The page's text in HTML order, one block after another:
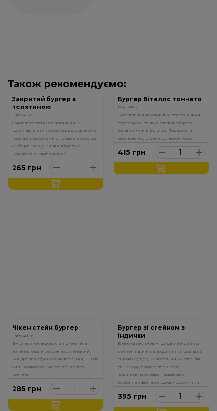
Також рекомендуємо:
Закритий бургер з
телятиною
Вага: 415 г.
Соковита телятина в поєднанні з
розплавленим сиром чеддер, свіжими
томатами, хрусткими огірками та салатом
айсберг. Все це в ніжній булочці.
Подається з картоплею фрі
265 грн
Бургер Вітелло тоннато
Вага: 610 г.
Соковита свино-яловича котлета, ніжний
соус з тунця, свіжий салат айсберг та
томати у м’якій булочці. Подається з
хрусткою картоплею фрі та кетчупом.
415 грн
Чікен стейк бургер
Вага: 480 г.
Булочка з кунжутом, стегно куряче в
хоспері, томати, огірок маринований,
моцарелла, соус на основі теріяки, BBQ та
чилі. Подається з картоплею фрі та
кетчупом
285 грн
Бургер зі стейком з
індички
Булочка з кунжутом, соковитий стейк із
ніжної індички в поєднанні з томатами,
сиром чеддер, малосольними огірками,
свіжою руколою та вершково-
часниковим соусом. Подається з
картоплею фрі та солодким соусом чілі
395 грн